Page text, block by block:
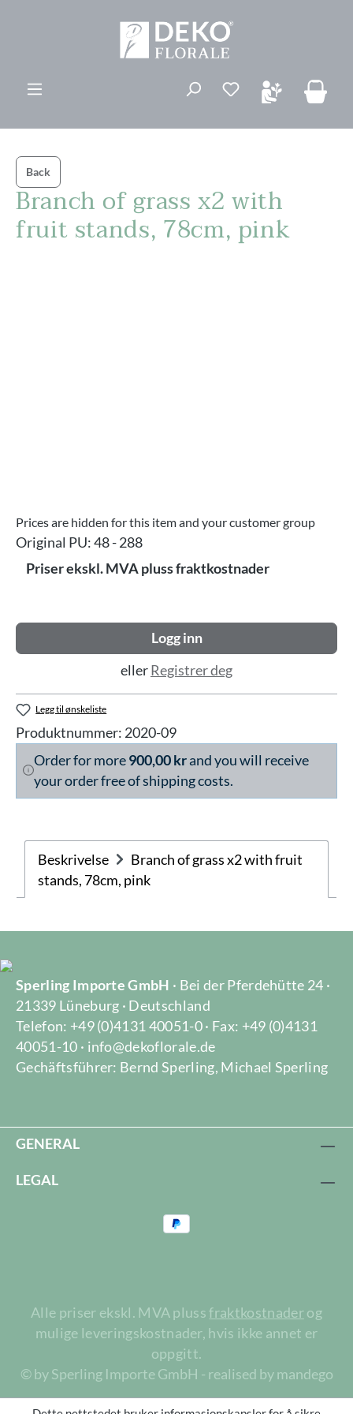
Du har 0
Back
Branch of grass x2 with
fruit stands, 78cm, pink
Prices are hidden for this item and your customer group
Original PU:48 - 288
Priser ekskl. MVA pluss fraktkostnader
Logg inn
ellerRegistrer deg
Legg til ønskeliste
Produktnummer: 2020-09
Order for more900,00 krand you will receive
your order free of shipping costs.
Beskrivelse
Branch of grass x2 with fruit
stands, 78cm, pink
Sperling Importe GmbH · Bei der Pferdehütte 24 ·
21339 Lüneburg · Deutschland
Telefon: +49 (0)4131 40051-0 · Fax: +49 (0)4131
40051-10 · info@dekoflorale.de
Gechäftsführer: Bernd Sperling, Michael Sperling
GENERAL
LEGAL
Alle priser ekskl. MVA plussfraktkostnaderog
mulige leveringskostnader, hvis ikke annet er
oppgitt.
© by Sperling Importe GmbH - realised by mandego